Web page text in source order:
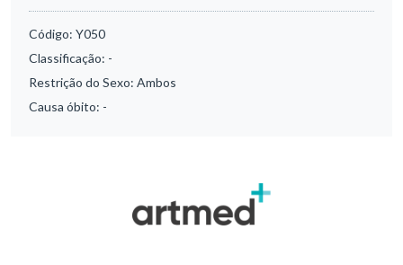
Código: Y050
Classificação: -
Restrição do Sexo: Ambos
Causa óbito: -